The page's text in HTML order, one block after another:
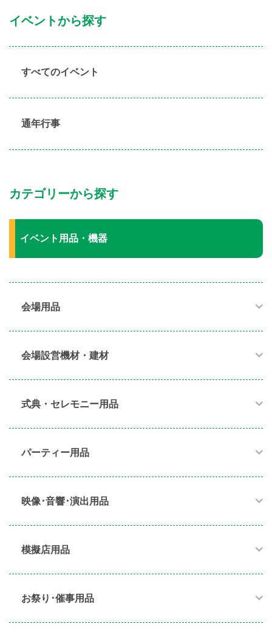
イベントから探す
すべてのイベント
通年行事
カテゴリーから探す
イベント用品・機器
会場用品
会場設営機材・建材
式典・セレモニー用品
パーティー用品​
映像･音響･演出用品​
模擬店用品​
お祭り･催事用品​